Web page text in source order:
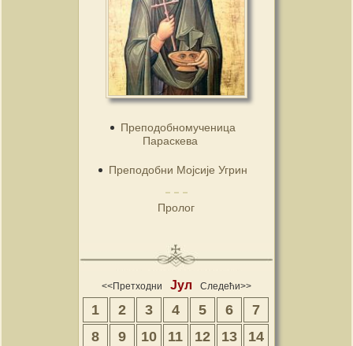
Преподобномученица
Параскева
Преподобни Мојсије Угрин
Пролог
<<Претходни Јул Следећи>>
1 2 3 4 5 6
7
8
9 10 11 12 13
14